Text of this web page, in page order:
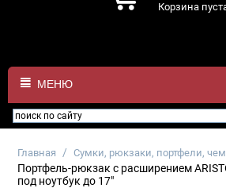
Корзина
МЕНЮ
Главная / Сумки, рюкзаки, портфели,
Портфель-рюкзак с расширением
под ноутбук до 17"